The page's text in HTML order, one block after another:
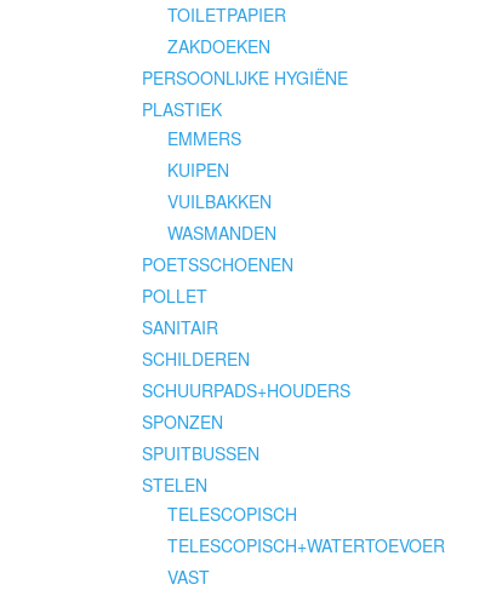
TOILETPAPIER
ZAKDOEKEN
PERSOONLIJKE HYGIËNE
PLASTIEK
EMMERS
KUIPEN
VUILBAKKEN
WASMANDEN
POETSSCHOENEN
POLLET
SANITAIR
SCHILDEREN
SCHUURPADS+HOUDERS
SPONZEN
SPUITBUSSEN
STELEN
TELESCOPISCH
TELESCOPISCH+WATERTOEVOER
VAST